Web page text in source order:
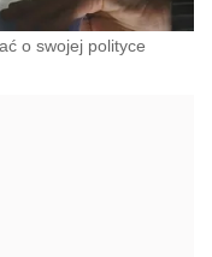
o swojej polityce